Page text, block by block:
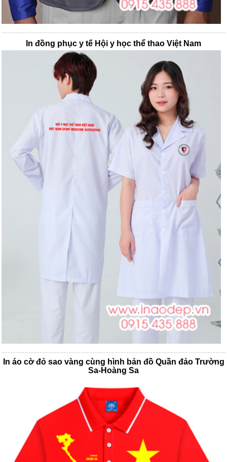
In đồng phục y tế Hội y học thể thao Việt Nam
In áo cờ đỏ sao vàng cùng hình bản đồ Quần đảo Trường
Sa-Hoàng Sa